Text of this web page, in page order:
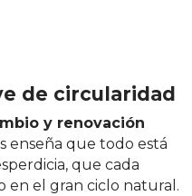
de circularidad
y renovación
enseña que todo está
que cada
el gran ciclo natural.